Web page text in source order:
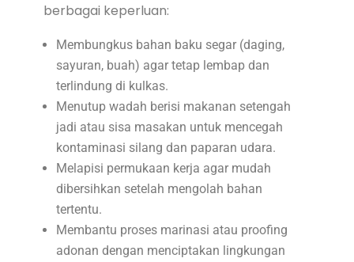
berbagai keperluan:
Membungkus bahan baku segar (daging,
sayuran, buah) agar tetap lembap dan
terlindung di kulkas.
Menutup wadah berisi makanan setengah
jadi atau sisa masakan untuk mencegah
kontaminasi silang dan paparan udara.
Melapisi permukaan kerja agar mudah
dibersihkan setelah mengolah bahan
tertentu.
Membantu proses marinasi atau proofing
adonan dengan menciptakan lingkungan